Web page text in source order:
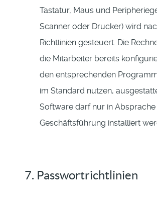
Tastatur, Maus und
Scanner oder Drucker) wird
Richtlinien gesteuert. Die
die Mitarbeiter bereits
den entsprechenden
im Standard nutzen,
Software darf nur in
Geschäftsführung installiert
7. Passwortrichtlinien